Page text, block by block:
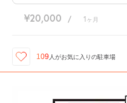
¥20,000 / 1 ヶ月
109人がお気に入りの駐車場